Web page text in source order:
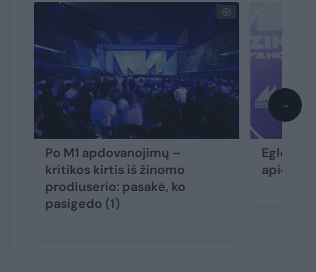
Po M1 apdovanojimų –
kritikos kirtis iš žinomo
prodiuserio: pasakė, ko
pasigedo (1)
Eglė
apie
→